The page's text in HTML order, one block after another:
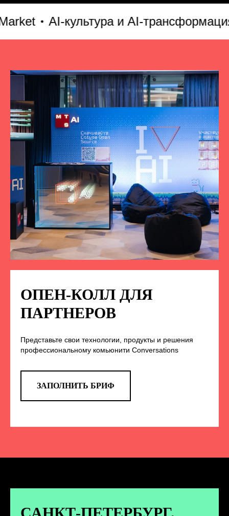
AI-культура и AI-трансформация
ОПЕН-КОЛЛ ДЛЯ
ПАРТНЕРОВ
Представьте свои технологии, продукты и решения
профессиональному комьюнити Conversations
ЗАПОЛНИТЬ БРИФ
НА НАС В СОЦСЕТЯХ
TELEGRAM
анонс новых спикеров и другие
новости конференции